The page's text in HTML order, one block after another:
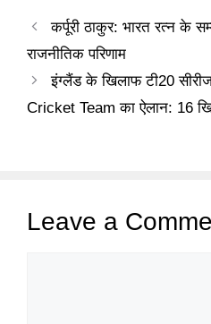
कर्पूरी ठाकुर: भारत रत्न के
राजनीतिक परिणाम
इंग्लैंड के खिलाफ टी20
Cricket Team का ऐलान: 16
Leave a